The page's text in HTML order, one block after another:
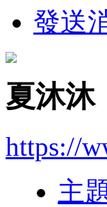
發送
夏沐沐
https://
主